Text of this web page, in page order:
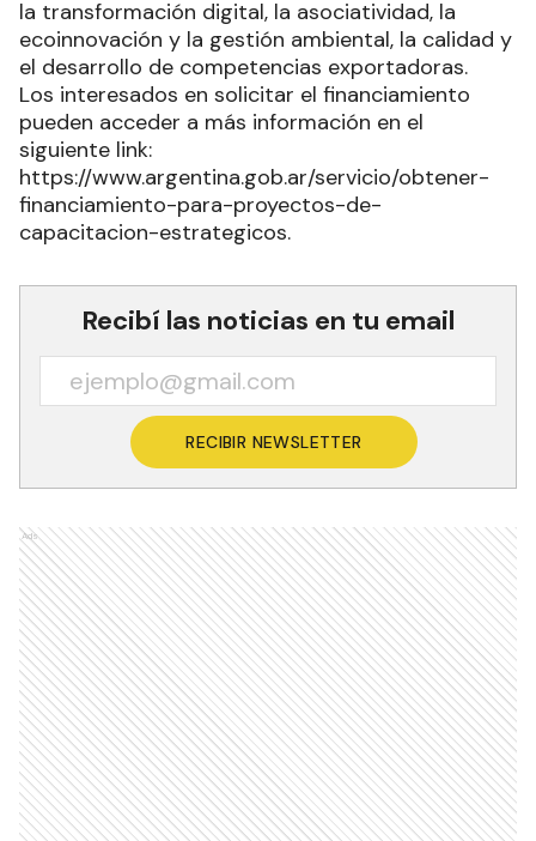
la transformación digital, la asociatividad, la
ecoinnovación y la gestión ambiental, la calidad y
el desarrollo de competencias exportadoras.
Los interesados en solicitar el financiamiento
pueden acceder a más información en el
siguiente link:
https://www.argentina.gob.ar/servicio/obtener-
financiamiento-para-proyectos-de-
capacitacion-estrategicos.
Recibí las noticias en tu email
RECIBIR NEWSLETTER
Ads